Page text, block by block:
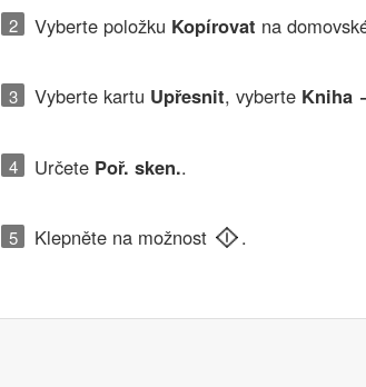
Vyberte položku Kopírovat na
Vyberte kartu Upřesnit, vyberte Kniha
Určete Poř. sken..
Klepněte na možnost .